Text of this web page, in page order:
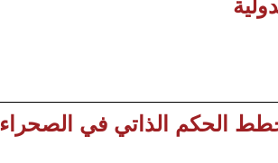
الحكم الذاتي في الصحراء